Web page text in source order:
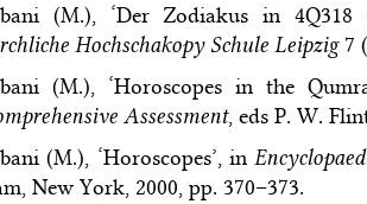
(M.), ‘Der Zodiakus in
Hochschakopy Schule Leipzig7
(M.), ‘Horoscopes in the
Assessment, eds P. W.
(M.), ‘Horoscopes’, in
New York, 2000, pp. 370–373.